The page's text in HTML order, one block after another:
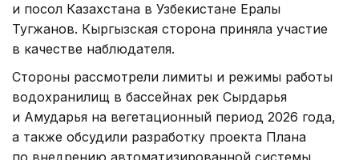
и посол Казахстана в Узбекистане Ералы
Тугжанов. Кыргызская сторона приняла участие
в качестве наблюдателя.
Стороны рассмотрели лимиты и режимы работы
водохранилищ в бассейнах рек Сырдарья
и Амударья на вегетационный период 2026 года,
а также обсудили разработку проекта Плана